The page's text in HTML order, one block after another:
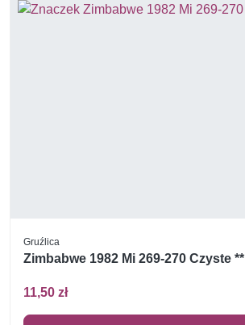
Gruźlica
Zimbabwe 1982 Mi 269-270 Czyste **
11,50 zł